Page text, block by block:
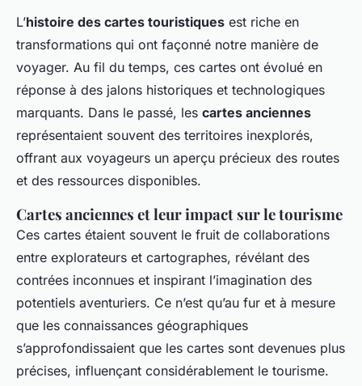
L’histoire des cartes touristiques est riche en
transformations qui ont façonné notre manière de
voyager. Au fil du temps, ces cartes ont évolué en
réponse à des jalons historiques et technologiques
marquants. Dans le passé, les cartes anciennes
représentaient souvent des territoires inexplorés,
offrant aux voyageurs un aperçu précieux des routes
et des ressources disponibles.
Cartes anciennes et leur impact sur le tourisme
Ces cartes étaient souvent le fruit de collaborations
entre explorateurs et cartographes, révélant des
contrées inconnues et inspirant l’imagination des
potentiels aventuriers. Ce n’est qu’au fur et à mesure
que les connaissances géographiques
s’approfondissaient que les cartes sont devenues plus
précises, influençant considérablement le tourisme.